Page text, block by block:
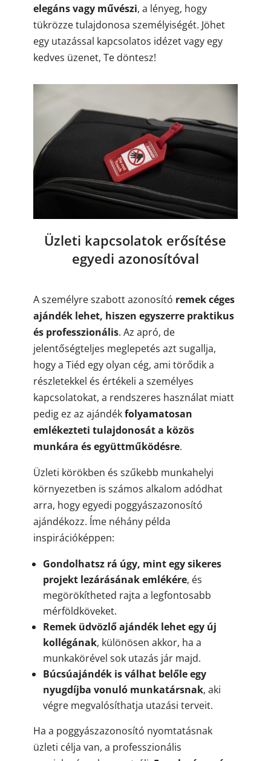
elegáns vagy művészi, a lényeg, hogy
tükrözze tulajdonosa személyiségét. Jöhet
egy utazással kapcsolatos idézet vagy egy
kedves üzenet, Te döntesz!
Üzleti kapcsolatok erősítése
egyedi azonosítóval
A személyre szabott azonosító remek céges
ajándék lehet, hiszen egyszerre praktikus
és professzionális. Az apró, de
jelentőségteljes meglepetés azt sugallja,
hogy a Tiéd egy olyan cég, ami törődik a
részletekkel és értékeli a személyes
kapcsolatokat, a rendszeres használat miatt
pedig ez az ajándékfolyamatosan
emlékezteti tulajdonosát a közös
munkára és együttműködésre.
Üzleti körökben és szűkebb munkahelyi
környezetben is számos alkalom adódhat
arra, hogy egyedi poggyászazonosító
ajándékozz. Íme néhány példa
inspirációképpen:
Gondolhatsz rá úgy, mint egy sikeres
projekt lezárásának emlékére, és
megörökítheted rajta a legfontosabb
mérföldköveket.
Remek üdvözlő ajándék lehet egy új
kollégának, különösen akkor, ha a
munkakörével sok utazás jár majd.
Búcsúajándék is válhat belőle egy
nyugdíjba vonuló munkatársnak, aki
végre megvalósíthatja utazási terveit.
Ha a poggyászazonosító nyomtatásnak
üzleti célja van, a professzionális